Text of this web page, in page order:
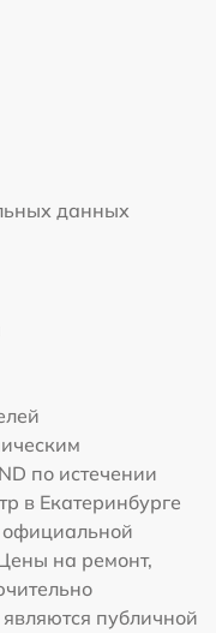
данных
по истечении
в Екатеринбурге
официальной
на ремонт,
публичной